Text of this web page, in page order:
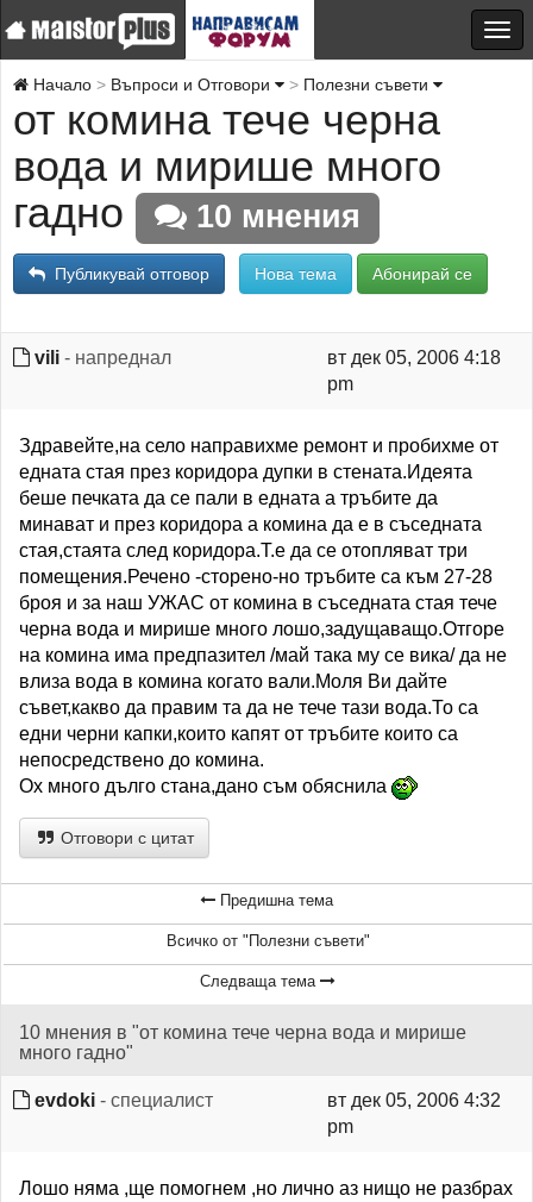
Начало Въпроси и Отговори Полезни съвети
от комина тече черна
вода и мирише много
гадно
10 мнения
Публикувай отговор Нова тема Абонирай се
vili - напреднал
вт дек 05, 2006 4:18
pm
Здравейте,на село направихме ремонт и пробихме от
едната стая през коридора дупки в стената.Идеята
беше печката да се пали в едната а тръбите да
минават и през коридора а комина да е в съседната
стая,стаята след коридора.Т.е да се отопляват три
помещения.Речено -сторено-но тръбите са към 27-28
броя и за наш УЖАС от комина в съседната стая тече
черна вода и мирише много лошо,задущаващо.Отгоре
на комина има предпазител /май така му се вика/ да не
влиза вода в комина когато вали.Моля Ви дайте
съвет,какво да правим та да не тече тази вода.То са
едни черни капки,които капят от тръбите които са
непосредствено до комина.
Ох много дълго стана,дано съм обяснила
Отговори с цитат
Предишна тема
Всичко от "Полезни съвети"
Следваща тема
10 мнения в "от комина тече черна вода и мирише
много гадно"
evdoki - специалист
вт дек 05, 2006 4:32
pm
Лошо няма ,ще помогнем ,но лично аз нищо не разбрах